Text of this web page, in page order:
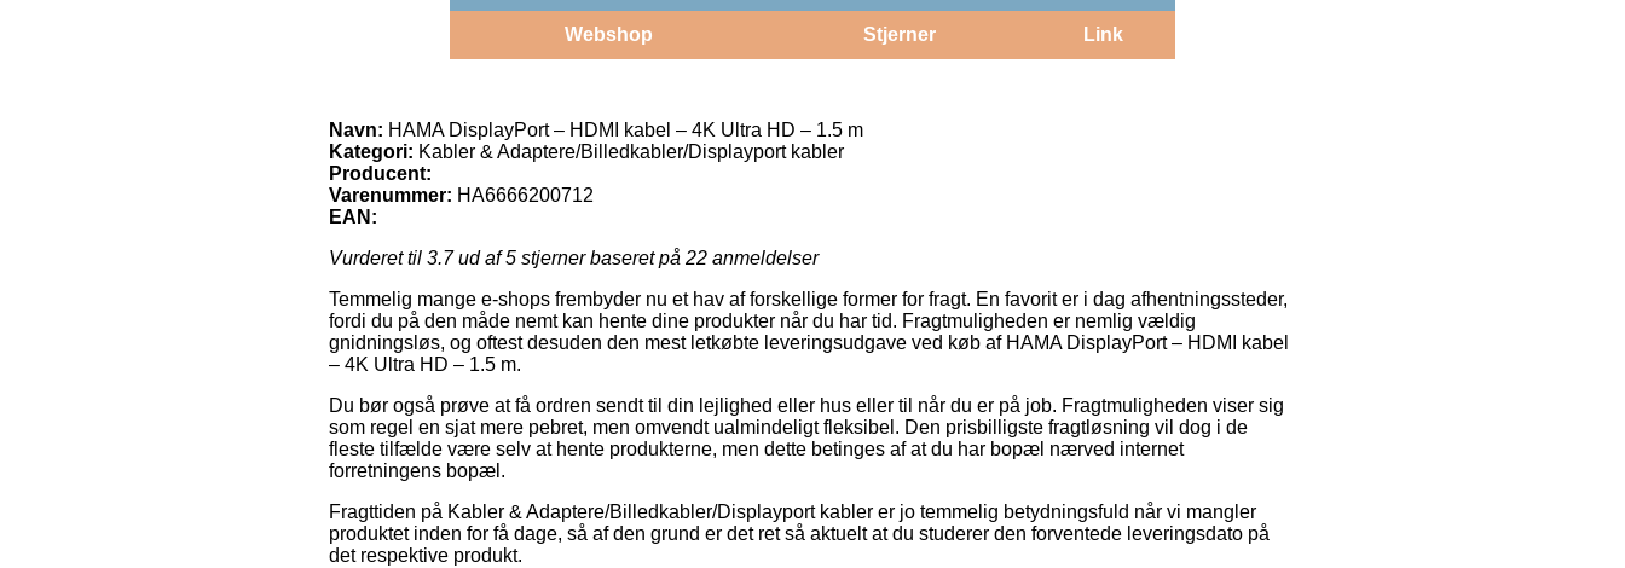
Webshop Stjerner Link
Navn: HAMA DisplayPort – HDMI kabel – 4K Ultra HD – 1.5 m
Kategori: Kabler & Adaptere/Billedkabler/Displayport kabler
Producent:
Varenummer: HA6666200712
EAN:
Vurderet til 3.7ud af 5 stjerner baseret på 22 anmeldelser
Temmelig mange e-shops frembyder nu et hav af forskellige former for fragt. En favorit er i dag afhentningssteder,
fordi du på den måde nemt kan hente dine produkter når du har tid. Fragtmuligheden er nemlig vældig
gnidningsløs, og oftest desuden den mest letkøbte leveringsudgave ved køb af HAMA DisplayPort – HDMI kabel
– 4K Ultra HD – 1.5 m.
Du bør også prøve at få ordren sendt til din lejlighed eller hus eller til når du er på job. Fragtmuligheden viser sig
som regel en sjat mere pebret, men omvendt ualmindeligt fleksibel. Den prisbilligste fragtløsning vil dog i de
fleste tilfælde være selv at hente produkterne, men dette betinges af at du har bopæl nærved internet
forretningens bopæl.
Fragttiden på Kabler & Adaptere/Billedkabler/Displayport kabler er jo temmelig betydningsfuld når vi mangler
produktet inden for få dage, så af den grund er det ret så aktuelt at du studerer den forventede leveringsdato på
det respektive produkt.